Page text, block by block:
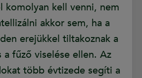
komolyan kell venni, nem
akkor sem, ha a
erejükkel tiltakoznak a
a fűző viselése ellen. Az
több évtizede segíti a